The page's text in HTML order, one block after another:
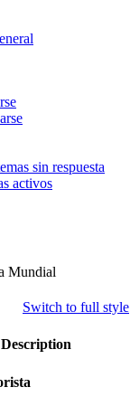
sin respuesta
activos
Mundial
Switch to full style
Description